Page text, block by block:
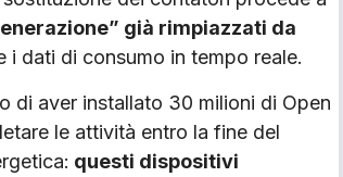
già rimpiazzati da
dati di consumo in tempo reale.
di aver installato 30 milioni di Open
le attività entro la fine del
questi dispositivi